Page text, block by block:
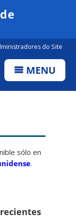
do Site
MENU
sólo en
.